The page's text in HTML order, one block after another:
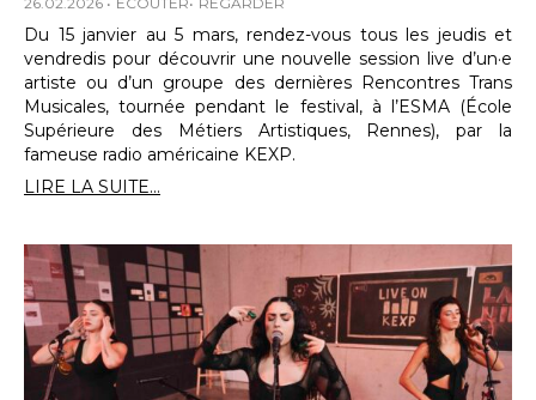
Du 15 janvier au 5 mars, rendez-vous tous les jeudis et
vendredis pour découvrir une nouvelle session live d’un·e
artiste ou d’un groupe des dernières Rencontres Trans
Musicales, tournée pendant le festival, à l’ESMA (École
Supérieure des Métiers Artistiques, Rennes), par la
fameuse radio américaine KEXP.
LIRE LA SUITE...